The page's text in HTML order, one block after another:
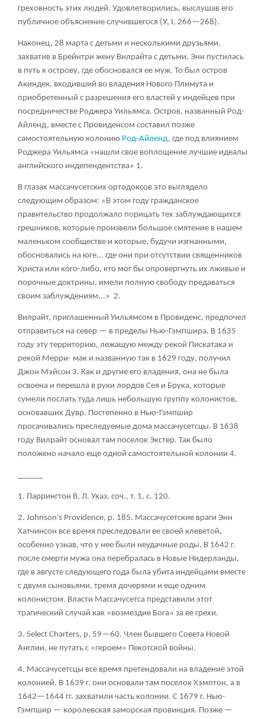
греховность этих людей. Удовлетворились, выслушав его
публичное объяснение случившегося (У, I, 266—268).
Наконец, 28 марта с детьми и несколькими друзьями,
захватив в Брейнтри жену Вилрайта с детьми, Энн пустилась
в путь к острову, где обосновался ее муж. То был остров
Акиндек, входивший во владения Нового Плимута и
приобретенный с разрешения его властей у индейцев при
посредничестве Роджера Уильямса. Остров, названный Род-
Айленд, вместе с Провиденсом составил позже
самостоятельную колонию Род-Айленд, где под влиянием
Роджера Уильямса «нашли свое воплощение лучшие идеалы
английского индепендентства» 1.
В глазах массачусетских ортодоксов это выглядело
следующим образом: «В этом году гражданское
правительство продолжало порицать тех заблуждающихся
грешников, которые произвели большое смятение в нашем
маленьком сообществе и которые, будучи изгнанными,
обосновались на юге... где они при отсутствии священников
Христа или кого-либо, кто мог бы опровергнуть их лживые и
порочные доктрины, имели полную свободу предаваться
своим заблуждениям...» 2.
Вилрайт, приглашенный Уильямсом в Провиденс, предпочел
отправиться на север — в пределы Нью-Гэмпшира. В 1635
году эту территорию, лежащую между рекой Пискатака и
рекой Мерри- мак и названную так в 1629 году, получил
Джон Мэйсон 3. Как и другие его владения, она не была
освоена и перешла в руки лордов Сея и Брука, которые
сумели послать туда лишь небольшую группу колонистов,
основавших Дувр. Постепенно в Нью-Гэмпшир
просачивались преследуемые дома массачусетсцы. В 1638
году Вилрайт основал там поселок Экстер. Так было
положено начало еще одной самостоятельной колонии 4.
1. Паррингтон В. Л. Указ. соч., т. 1, с. 120.
2. Johnson's Providence, p. 185. Массачусетские враги Энн
Хатчинсон все время преследовали ее своей клеветой,
особенно узнав, что у нее были неудачные роды. В 1642 г.
после смерти мужа она перебралась в Новые Нидерланды,
где в августе следующего года была убита индейцами вместе
с двумя сыновьями, тремя дочерями и еще одним
колонистом. Власти Массачусетса представили этот
трагический случай как «возмездие Бога» за ее грехи.
3. Select Charters, p. 59—60. Член бывшего Совета Новой
Англии, не путать с «героем» Пекотской войны.
4. Массачусетсцы все время претендовали на владение этой
колонией. В 1639 г. они основали там поселок Хэмптон, а в
1642—1644 гг. захватили часть колонии. С 1679 г. Нью-
Гэмпшир — королевская заморская провинция. Позже —